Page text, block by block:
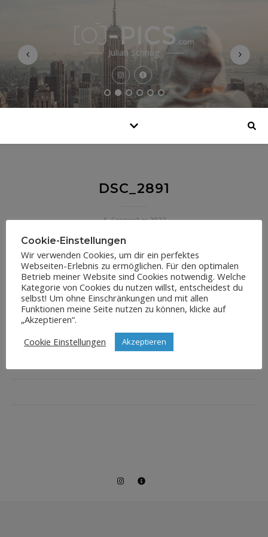
Julian Schnug
DSC_2891
5. September 2022
Cookie-Einstellungen
Wir verwenden Cookies, um dir ein perfektes
Webseiten-Erlebnis zu ermöglichen. Für den optimalen
Betrieb meiner Website sind Cookies notwendig. Welche
Kategorie von Cookies du nutzen willst, entscheidest du
selbst! Um ohne Einschränkungen und mit allen
Funktionen meine Seite nutzen zu können, klicke auf
„Akzeptieren“.
Cookie Einstellungen
Akzeptieren